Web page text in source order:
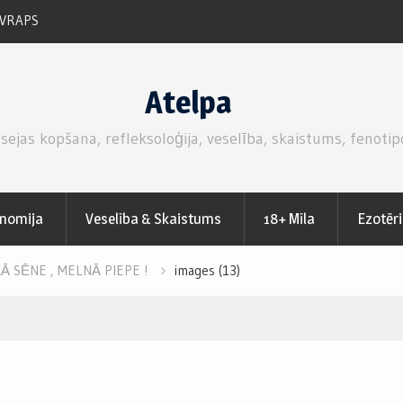
SVAIGĀM ZEMENĒM.
PUTUKRĒJUMA PILDĪJUMU.
Atelpa
kopšana, refleksoloģija, veselība, skaistums,
Veselība & Skaistums 18+ Mīla
SĒNE , MELNĀ PIEPE ! images (13)